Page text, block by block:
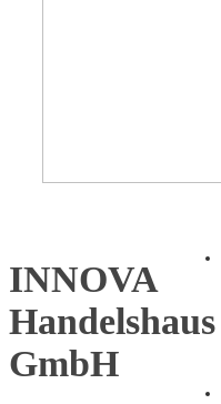
INNOVA
Handelshaus
GmbH